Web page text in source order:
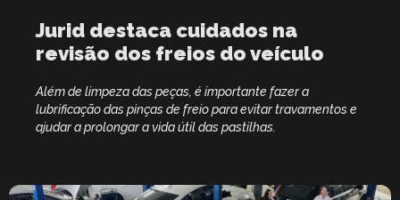
Jurid destaca cuidados na
revisão dos freios do veículo
Além de limpeza das peças, é importante fazer a
lubrificação das pinças de freio para evitar travamentos e
ajudar a prolongar a vida útil das pastilhas.